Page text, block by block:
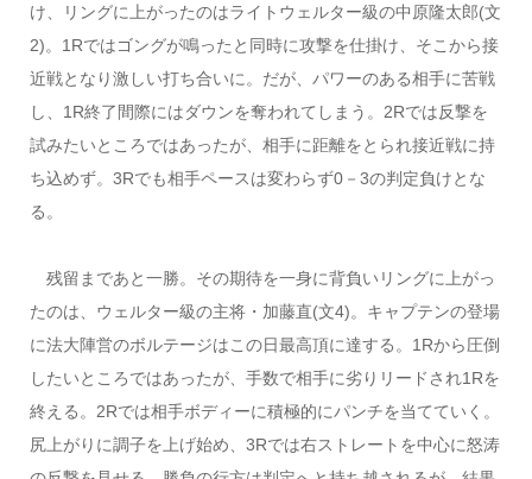
け、リングに上がったのはライトウェルター級の中原隆太郎(文
2)。1Rではゴングが鳴ったと同時に攻撃を仕掛け、そこから接
近戦となり激しい打ち合いに。だが、パワーのある相手に苦戦
し、1R終了間際にはダウンを奪われてしまう。2Rでは反撃を
試みたいところではあったが、相手に距離をとられ接近戦に持
ち込めず。3Rでも相手ペースは変わらず0－3の判定負けとな
る。
残留まであと一勝。その期待を一身に背負いリングに上がっ
たのは、ウェルター級の主将・加藤直(文4)。キャプテンの登場
に法大陣営のボルテージはこの日最高頂に達する。1Rから圧倒
したいところではあったが、手数で相手に劣りリードされ1Rを
終える。2Rでは相手ボディーに積極的にパンチを当てていく。
尻上がりに調子を上げ始め、3Rでは右ストレートを中心に怒涛